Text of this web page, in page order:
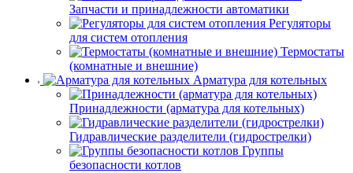
Запчасти и принадлежности автоматики
Регуляторы
для систем отопления
Термостаты
(комнатные и внешние)
Арматура для котельных
Принадлежности (арматура для котельных)
Гидравлические разделители (гидрострелки)
Группы
безопасности котлов